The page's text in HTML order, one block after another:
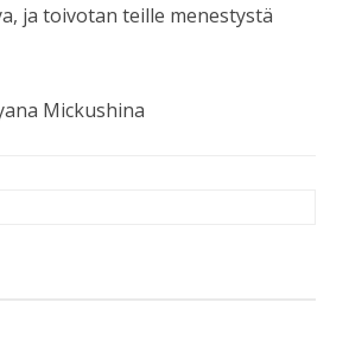
ja toivotan teille menestystä
Mickushina